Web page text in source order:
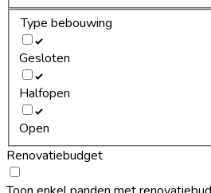
Type bebouwing
Gesloten
Halfopen
Open
Renovatiebudget